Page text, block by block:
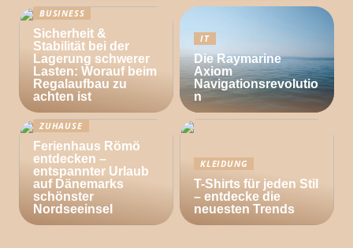
BUSINESS
Sicherheit &
Stabilität bei der
Lagerung schwerer
Lasten: Worauf beim
Regalaufbau zu
achten ist
IT
Die Raymarine
Axiom
Navigationsrevolutio
n
ZUHAUSE
Ferienhaus Römö
entdecken –
entspannter Urlaub
auf Dänemarks
schönster
Nordseeinsel
KLEIDUNG
T-Shirts für jeden Stil
– entdecke die
neuesten Trends